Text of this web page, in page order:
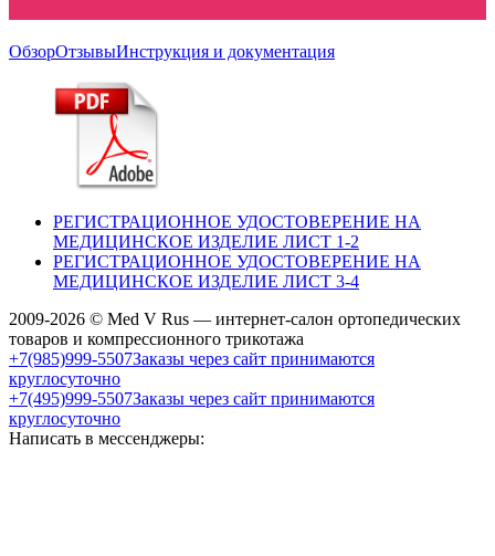
ОбзорОтзывыИнструкция и документация
РЕГИСТРАЦИОННОЕ УДОСТОВЕРЕНИЕ НА
МЕДИЦИНСКОЕ ИЗДЕЛИЕ ЛИСТ 1-2
РЕГИСТРАЦИОННОЕ УДОСТОВЕРЕНИЕ НА
МЕДИЦИНСКОЕ ИЗДЕЛИЕ ЛИСТ 3-4
2009-2026 © Med V Rus — интернет-салон ортопедических
товаров и компрессионного трикотажа
+7(985)999-5507Заказы через сайт принимаются
круглосуточно
+7(495)999-5507Заказы через сайт принимаются
круглосуточно
Написать в мессенджеры: